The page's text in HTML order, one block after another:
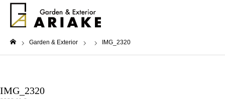
Garden & Exterior IMG_2320
IMG_2320